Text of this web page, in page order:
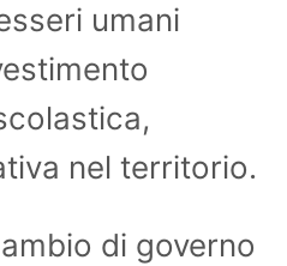
umani
nel territorio.
di governo